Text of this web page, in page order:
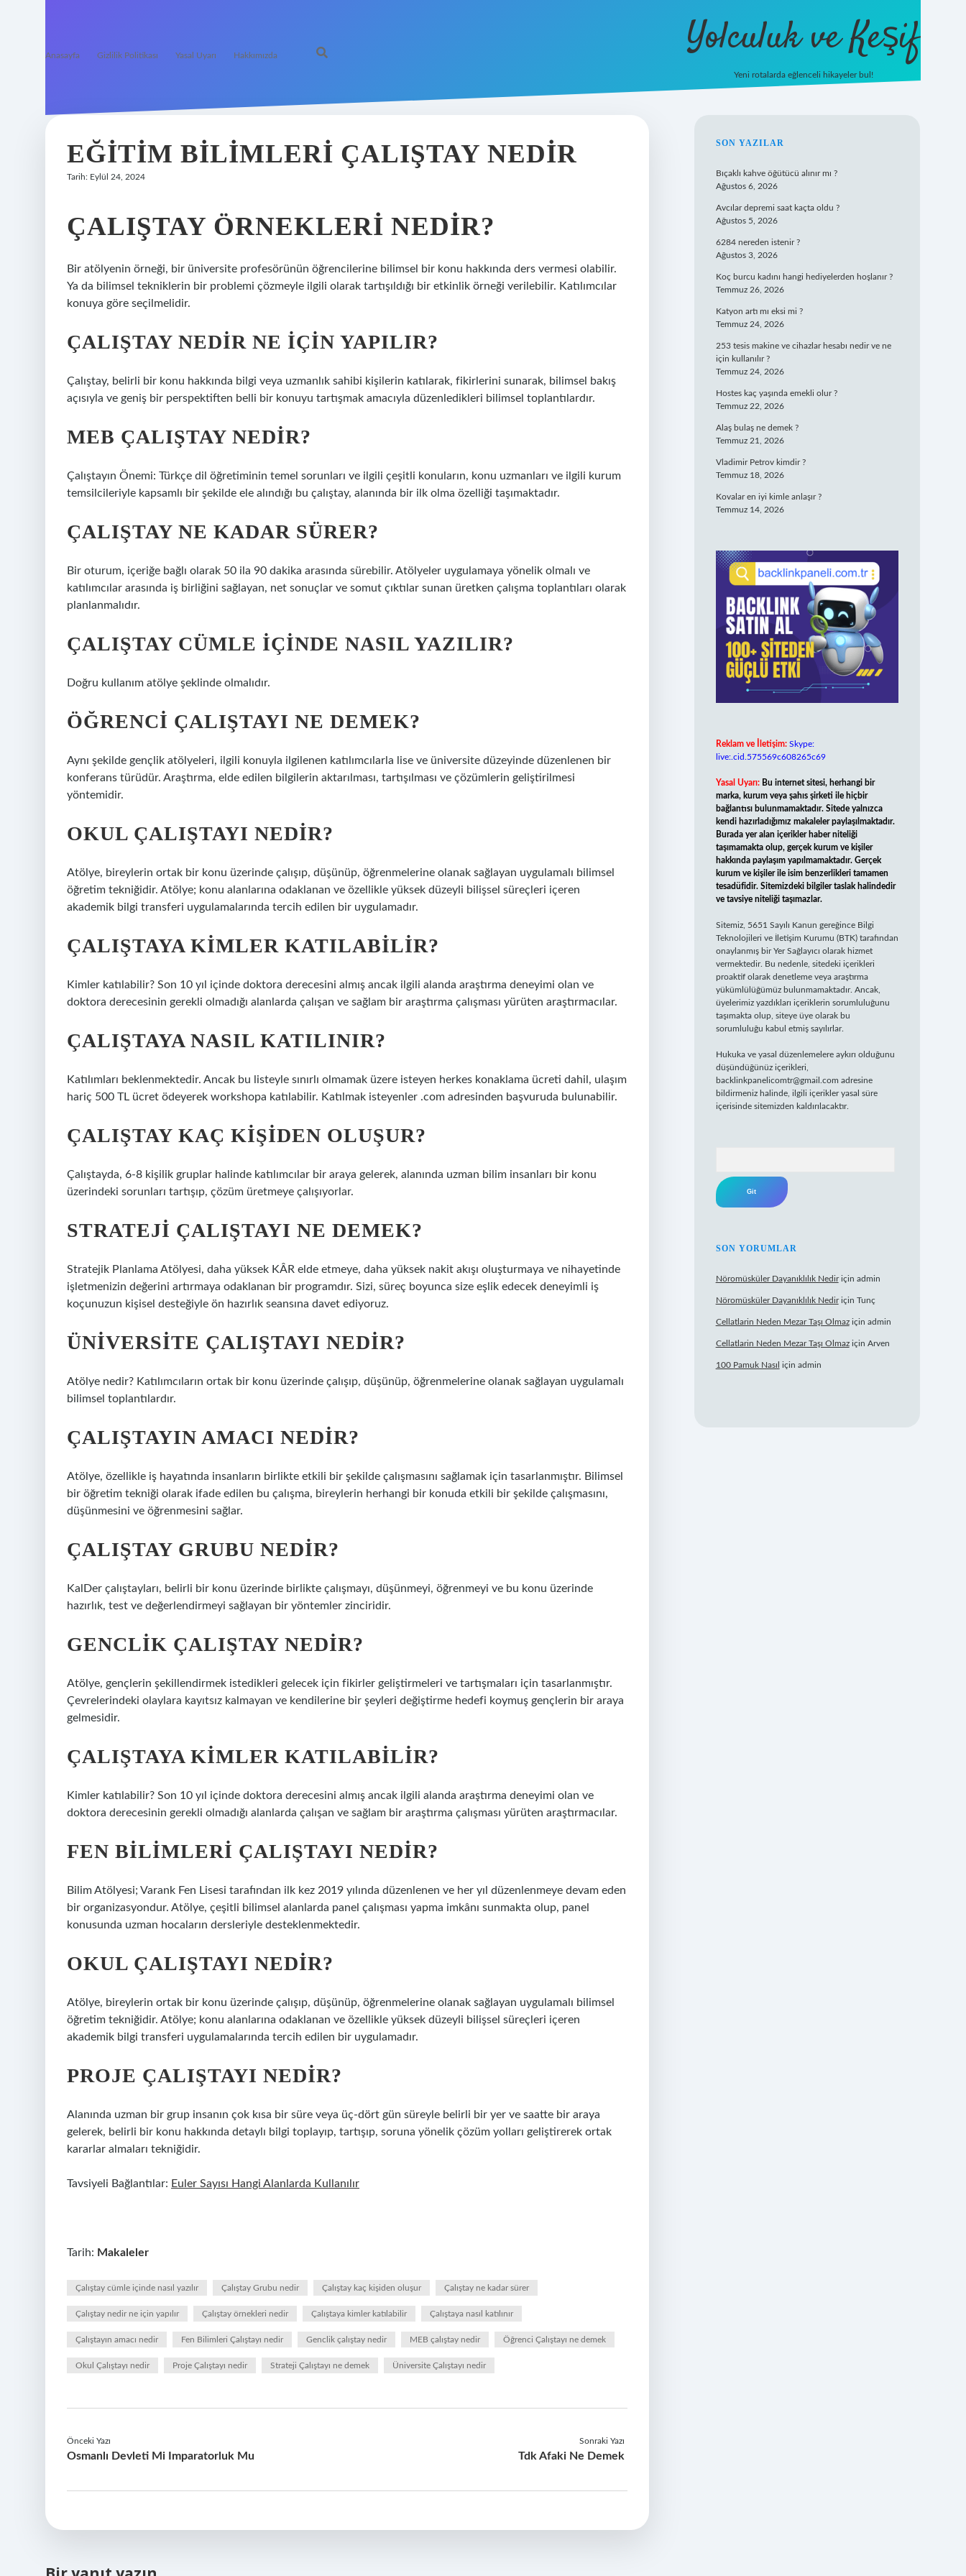
Anasayfa Gizlilik Politikası Yasal Uyarı Hakkımızda Yolculuk ve Keşif
Yeni rotalarda eğlenceli hikayeler bul!
EĞITIM BILIMLERI ÇALIŞTAY NEDIR
Tarih: Eylül 24, 2024
ÇALIŞTAY ÖRNEKLERI NEDIR?
Bir atölyenin örneği, bir üniversite profesörünün öğrencilerine bilimsel bir konu hakkında ders vermesi olabilir.
Ya da bilimsel tekniklerin bir problemi çözmeyle ilgili olarak tartışıldığı bir etkinlik örneği verilebilir. Katılımcılar
konuya göre seçilmelidir.
ÇALIŞTAY NEDIR NE IÇIN YAPILIR?
Çalıştay, belirli bir konu hakkında bilgi veya uzmanlık sahibi kişilerin katılarak, fikirlerini sunarak, bilimsel bakış
açısıyla ve geniş bir perspektiften belli bir konuyu tartışmak amacıyla düzenledikleri bilimsel toplantılardır.
MEB ÇALIŞTAY NEDIR?
Çalıştayın Önemi: Türkçe dil öğretiminin temel sorunları ve ilgili çeşitli konuların, konu uzmanları ve ilgili kurum
temsilcileriyle kapsamlı bir şekilde ele alındığı bu çalıştay, alanında bir ilk olma özelliği taşımaktadır.
ÇALIŞTAY NE KADAR SÜRER?
Bir oturum, içeriğe bağlı olarak 50 ila 90 dakika arasında sürebilir. Atölyeler uygulamaya yönelik olmalı ve
katılımcılar arasında iş birliğini sağlayan, net sonuçlar ve somut çıktılar sunan üretken çalışma toplantıları olarak
planlanmalıdır.
ÇALIŞTAY CÜMLE IÇINDE NASIL YAZILIR?
Doğru kullanım atölye şeklinde olmalıdır.
ÖĞRENCI ÇALIŞTAYI NE DEMEK?
Aynı şekilde gençlik atölyeleri, ilgili konuyla ilgilenen katılımcılarla lise ve üniversite düzeyinde düzenlenen bir
konferans türüdür. Araştırma, elde edilen bilgilerin aktarılması, tartışılması ve çözümlerin geliştirilmesi
yöntemidir.
OKUL ÇALIŞTAYI NEDIR?
Atölye, bireylerin ortak bir konu üzerinde çalışıp, düşünüp, öğrenmelerine olanak sağlayan uygulamalı bilimsel
öğretim tekniğidir. Atölye; konu alanlarına odaklanan ve özellikle yüksek düzeyli bilişsel süreçleri içeren
akademik bilgi transferi uygulamalarında tercih edilen bir uygulamadır.
ÇALIŞTAYA KIMLER KATILABILIR?
Kimler katılabilir? Son 10 yıl içinde doktora derecesini almış ancak ilgili alanda araştırma deneyimi olan ve
doktora derecesinin gerekli olmadığı alanlarda çalışan ve sağlam bir araştırma çalışması yürüten araştırmacılar.
ÇALIŞTAYA NASIL KATILINIR?
Katılımları beklenmektedir. Ancak bu listeyle sınırlı olmamak üzere isteyen herkes konaklama ücreti dahil, ulaşım
hariç 500 TL ücret ödeyerek workshopa katılabilir. Katılmak isteyenler .com adresinden başvuruda bulunabilir.
ÇALIŞTAY KAÇ KIŞIDEN OLUŞUR?
Çalıştayda, 6-8 kişilik gruplar halinde katılımcılar bir araya gelerek, alanında uzman bilim insanları bir konu
üzerindeki sorunları tartışıp, çözüm üretmeye çalışıyorlar.
STRATEJI ÇALIŞTAYI NE DEMEK?
Stratejik Planlama Atölyesi, daha yüksek KÂR elde etmeye, daha yüksek nakit akışı oluşturmaya ve nihayetinde
işletmenizin değerini artırmaya odaklanan bir programdır. Sizi, süreç boyunca size eşlik edecek deneyimli iş
koçunuzun kişisel desteğiyle ön hazırlık seansına davet ediyoruz.
ÜNIVERSITE ÇALIŞTAYI NEDIR?
Atölye nedir? Katılımcıların ortak bir konu üzerinde çalışıp, düşünüp, öğrenmelerine olanak sağlayan uygulamalı
bilimsel toplantılardır.
ÇALIŞTAYIN AMACI NEDIR?
Atölye, özellikle iş hayatında insanların birlikte etkili bir şekilde çalışmasını sağlamak için tasarlanmıştır. Bilimsel
bir öğretim tekniği olarak ifade edilen bu çalışma, bireylerin herhangi bir konuda etkili bir şekilde çalışmasını,
düşünmesini ve öğrenmesini sağlar.
ÇALIŞTAY GRUBU NEDIR?
KalDer çalıştayları, belirli bir konu üzerinde birlikte çalışmayı, düşünmeyi, öğrenmeyi ve bu konu üzerinde
hazırlık, test ve değerlendirmeyi sağlayan bir yöntemler zinciridir.
GENCLIK ÇALIŞTAY NEDIR?
Atölye, gençlerin şekillendirmek istedikleri gelecek için fikirler geliştirmeleri ve tartışmaları için tasarlanmıştır.
Çevrelerindeki olaylara kayıtsız kalmayan ve kendilerine bir şeyleri değiştirme hedefi koymuş gençlerin bir araya
gelmesidir.
ÇALIŞTAYA KIMLER KATILABILIR?
Kimler katılabilir? Son 10 yıl içinde doktora derecesini almış ancak ilgili alanda araştırma deneyimi olan ve
doktora derecesinin gerekli olmadığı alanlarda çalışan ve sağlam bir araştırma çalışması yürüten araştırmacılar.
FEN BILIMLERI ÇALIŞTAYI NEDIR?
Bilim Atölyesi; Varank Fen Lisesi tarafından ilk kez 2019 yılında düzenlenen ve her yıl düzenlenmeye devam eden
bir organizasyondur. Atölye, çeşitli bilimsel alanlarda panel çalışması yapma imkânı sunmakta olup, panel
konusunda uzman hocaların dersleriyle desteklenmektedir.
OKUL ÇALIŞTAYI NEDIR?
Atölye, bireylerin ortak bir konu üzerinde çalışıp, düşünüp, öğrenmelerine olanak sağlayan uygulamalı bilimsel
öğretim tekniğidir. Atölye; konu alanlarına odaklanan ve özellikle yüksek düzeyli bilişsel süreçleri içeren
akademik bilgi transferi uygulamalarında tercih edilen bir uygulamadır.
PROJE ÇALIŞTAYI NEDIR?
Alanında uzman bir grup insanın çok kısa bir süre veya üç-dört gün süreyle belirli bir yer ve saatte bir araya
gelerek, belirli bir konu hakkında detaylı bilgi toplayıp, tartışıp, soruna yönelik çözüm yolları geliştirerek ortak
kararlar almaları tekniğidir.
Tavsiyeli Bağlantılar: Euler Sayısı Hangi Alanlarda Kullanılır
Tarih: Makaleler
Çalıştay cümle içinde nasıl yazılır Çalıştay Grubu nedir Çalıştay kaç kişiden oluşur Çalıştay ne kadar sürer
Çalıştay nedir ne için yapılır Çalıştay örnekleri nedir Çalıştaya kimler katılabilir Çalıştaya nasıl katılınır
Çalıştayın amacı nedir Fen Bilimleri Çalıştayı nedir Genclik çalıştay nedir MEB çalıştay nedir Öğrenci Çalıştayı ne demek
Okul Çalıştayı nedir Proje Çalıştayı nedir Strateji Çalıştayı ne demek Üniversite Çalıştayı nedir
Önceki Yazı
Osmanlı Devleti Mi Imparatorluk Mu
Sonraki Yazı
Tdk Afaki Ne Demek
SIDEBAR
SON YAZILAR
Bıçaklı kahve öğütücü alınır mı ?
Ağustos 6, 2026
Avcılar depremi saat kaçta oldu ?
Ağustos 5, 2026
6284 nereden istenir ?
Ağustos 3, 2026
Koç burcu kadını hangi hediyelerden hoşlanır ?
Temmuz 26, 2026
Katyon artı mı eksi mi ?
Temmuz 24, 2026
253 tesis makine ve cihazlar hesabı nedir ve ne
için kullanılır ?
Temmuz 24, 2026
Hostes kaç yaşında emekli olur ?
Temmuz 22, 2026
Alaş bulaş ne demek ?
Temmuz 21, 2026
Vladimir Petrov kimdir ?
Temmuz 18, 2026
Kovalar en iyi kimle anlaşır ?
Temmuz 14, 2026
Reklam ve İletişim: Skype:
live:.cid.575569c608265c69
Yasal Uyarı: Bu internet sitesi, herhangi bir
marka, kurum veya şahıs şirketi ile hiçbir
bağlantısı bulunmamaktadır. Sitede yalnızca
kendi hazırladığımız makaleler paylaşılmaktadır.
Burada yer alan içerikler haber niteliği
taşımamakta olup, gerçek kurum ve kişiler
hakkında paylaşım yapılmamaktadır. Gerçek
kurum ve kişiler ile isim benzerlikleri tamamen
tesadüfidir. Sitemizdeki bilgiler taslak halindedir
ve tavsiye niteliği taşımazlar.
Sitemiz, 5651 Sayılı Kanun gereğince Bilgi
Teknolojileri ve İletişim Kurumu (BTK) tarafından
onaylanmış bir Yer Sağlayıcı olarak hizmet
vermektedir. Bu nedenle, sitedeki içerikleri
proaktif olarak denetleme veya araştırma
yükümlülüğümüz bulunmamaktadır. Ancak,
üyelerimiz yazdıkları içeriklerin sorumluluğunu
taşımakta olup, siteye üye olarak bu
sorumluluğu kabul etmiş sayılırlar.
Hukuka ve yasal düzenlemelere aykırı olduğunu
düşündüğünüz içerikleri,
backlinkpanelicomtr@gmail.com adresine
bildirmeniz halinde, ilgili içerikler yasal süre
içerisinde sitemizden kaldırılacaktır.
SON YORUMLAR
Nöromüsküler Dayanıklılık Nediriçin admin
Nöromüsküler Dayanıklılık Nediriçin Tunç
Cellatlarin Neden Mezar Taşı Olmaziçin admin
Cellatlarin Neden Mezar Taşı Olmaziçin Arven
100 Pamuk Nasıl için admin